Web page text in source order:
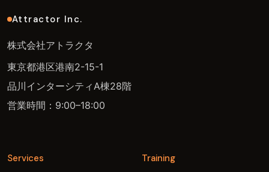
Attractor Inc.
株式会社アトラクタ
東京都港区港南2-15-1
品川インターシティA棟28階
営業時間：9:00–18:00
Services Training